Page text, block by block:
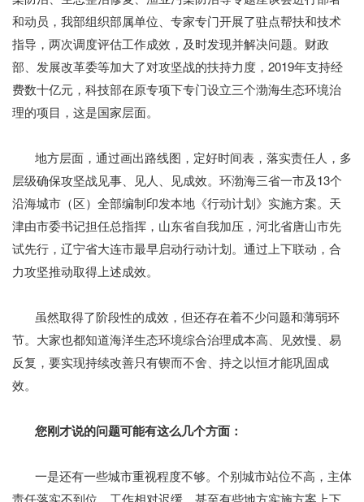
和动员，我部组织部属单位、专家专门开展了驻点帮扶和技术
指导，两次调度评估工作成效，及时发现并解决问题。财政
部、发展改革委等加大了对攻坚战的扶持力度，2019年支持经
费数十亿元，科技部在原专项下专门设立三个渤海生态环境治
理的项目，这是国家层面。
地方层面，通过画出路线图，定好时间表，落实责任人，多
层级确保攻坚战见事、见人、见成效。环渤海三省一市及13个
沿海城市（区）全部编制印发本地《行动计划》实施方案。天
津由市委书记担任总指挥，山东省自我加压，河北省唐山市先
试先行，辽宁省大连市最早启动行动计划。通过上下联动，合
力攻坚推动取得上述成效。
虽然取得了阶段性的成效，但还存在着不少问题和薄弱环
节。大家也都知道海洋生态环境综合治理成本高、见效慢、易
反复，要实现持续改善只有锲而不舍、持之以恒才能巩固成
效。
您刚才说的问题可能有这么几个方面：
一是还有一些城市重视程度不够。个别城市站位不高，主体
责任落实不到位，工作相对迟缓，甚至有些地方实施方案上下